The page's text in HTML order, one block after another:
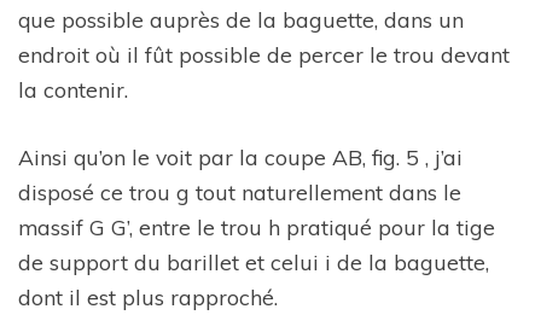
que possible auprès de la baguette, dans un
endroit où il fût possible de percer le trou devant
la contenir.
Ainsi qu’on le voit par la coupe AB, fig. 5 , j’ai
disposé ce trou g tout naturellement dans le
massif G G’, entre le trou h pratiqué pour la tige
de support du barillet et celui i de la baguette,
dont il est plus rapproché.